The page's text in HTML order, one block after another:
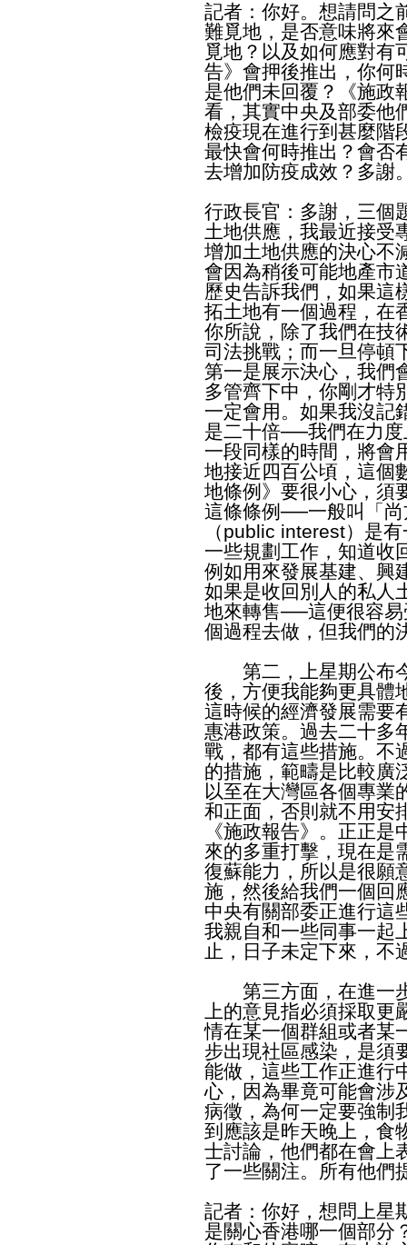
記者：你好。想請問之
難覓地，是否意味將來
覓地？以及如何應對有
告》會押後推出，你何
是他們未回覆？《施政
看，其實中央及部委他
檢疫現在進行到甚麼階
最快會何時推出？會否
去增加防疫成效？多謝
行政長官：多謝，三個
土地供應，我最近接受
增加土地供應的決心不
會因為稍後可能地產市
歷史告訴我們，如果這
拓土地有一個過程，在
你所說，除了我們在技
司法挑戰；而一旦停頓
第一是展示決心，我們
多管齊下中，你剛才特
一定會用。如果我沒記
是二十倍──我們在力
一段同樣的時間，將會
地接近四百公頃，這個
地條例》要很小心，須
這條條例──一般叫「
（public interest）是
一些規劃工作，知道收
例如用來發展基建、興
如果是收回別人的私人
地來轉售──這便很容
個過程去做，但我們的
第二，上星期公布今
後，方便我能夠更具體
這時候的經濟發展需要
惠港政策。過去二十多
戰，都有這些措施。不
的措施，範疇是比較廣
以至在大灣區各個專業
和正面，否則就不用安
《施政報告》。正正
來的多重打擊，現在是
復蘇能力，所以是很願
施，然後給我們一個回
中央有關部委正進行這
我親自和一些同事一起
止，日子未定下來，不
第三方面，在進一步
上的意見指必須採取
情在某一個群組或者某
步出現社區感染，是須
能做，這些工作正進行
心，因為畢竟可能會涉
病徵，為何一定要強制
到應該是昨天晚上，食
士討論，他們都在會上
了一些關注。所有他們
記者：你好，想問上星
是關心香港哪一個部分